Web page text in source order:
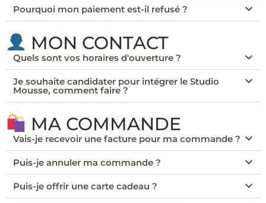
Pourquoi mon paiement est-il refusé ?
MON CONTACT
Quels sont vos horaires d'ouverture ?
Je souhaite candidater pour intégrer le Studio
Mousse, comment faire ?
MA COMMANDE
Vais-je recevoir une facture pour ma commande ?
Puis-je annuler ma commande ?
Puis-je offrir une carte cadeau ?